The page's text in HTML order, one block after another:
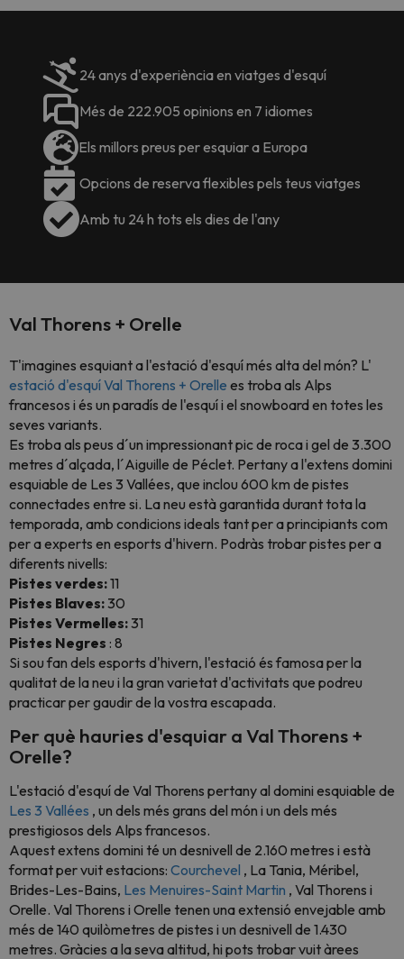
24 anys d'experiència en viatges d'esquí
Més de 222.905 opinions en 7 idiomes
Els millors preus per esquiar a Europa
Opcions de reserva flexibles pels teus viatges
Amb tu 24 h tots els dies de l'any
Val Thorens + Orelle
T'imagines esquiant a l'estació d'esquí més alta del món? L'
estació d'esquí Val Thorens + Orelle es troba als Alps
francesos i és un paradís de l'esquí i el snowboard en totes les
seves variants.
Es troba als peus d´un impressionant pic de roca i gel de 3.300
metres d´alçada, l´Aiguille de Péclet. Pertany a l'extens domini
esquiable de Les 3 Vallées, que inclou 600 km de pistes
connectades entre si. La neu està garantida durant tota la
temporada, amb condicions ideals tant per a principiants com
per a experts en esports d'hivern. Podràs trobar pistes per a
diferents nivells:
Pistes verdes:11
Pistes Blaves:30
Pistes Vermelles:31
Pistes Negres : 8
Si sou fan dels esports d'hivern, l'estació és famosa per la
qualitat de la neu i la gran varietat d'activitats que podreu
practicar per gaudir de la vostra escapada.
Per què hauries d'esquiar a Val Thorens +
Orelle?
L'estació d'esquí de Val Thorens pertany al domini esquiable de
Les 3 Vallées , un dels més grans del món i un dels més
prestigiosos dels Alps francesos.
Aquest extens domini té un desnivell de 2.160 metres i està
format per vuit estacions: Courchevel , La Tania, Méribel,
Brides-Les-Bains, Les Menuires-Saint Martin , Val Thorens i
Orelle. Val Thorens i Orelle tenen una extensió envejable amb
més de 140 quilòmetres de pistes i un desnivell de 1.430
metres. Gràcies a la seva altitud, hi pots trobar vuit àrees